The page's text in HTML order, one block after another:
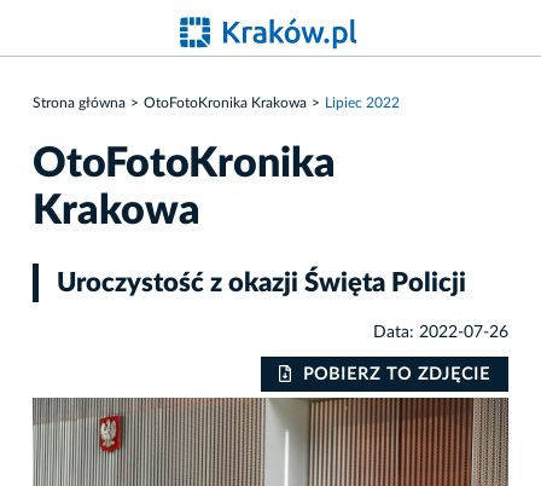
Strona główna OtoFotoKronika Krakowa Lipiec 2022
OtoFotoKronika
Krakowa
Uroczystość z okazji Święta Policji
Data: 2022-07-26
POBIERZ TO ZDJĘCIE